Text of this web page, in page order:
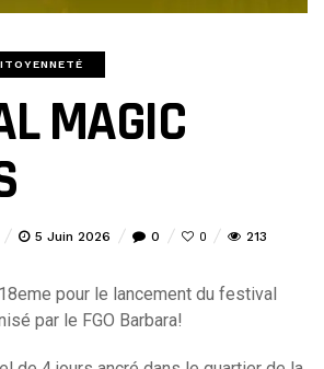
MAGIC
5 Juin 2026 0 0 213
pour le lancement du festival
par le FGO Barbara!